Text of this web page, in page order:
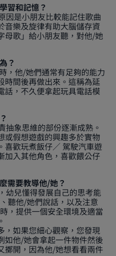
習和記憶？
因是小朋友比較能記住歌曲
音樂及旋律有助大腦儲存資
母歌」給小朋友聽，對他/她
？
，他/她們通常有足夠的能力
時間後再做出來。這稱為延
話，不久便拿起玩具電話模
抽象思維的部份逐漸成熟。
或假想遊戲的興趣多於實物
喜歡玩煮飯仔／ 駕駛汽車遊
加入其他角色，喜歡餵公仔
需要教導他/她？
幼兒懂得發展自己的思考能
聽他/她們說話，以及注意
，提供一個安全環境及適當
，如果您細心觀察，您發現
如他/她會拿起一件物件然後
擲開，因為他/她想看看兩件